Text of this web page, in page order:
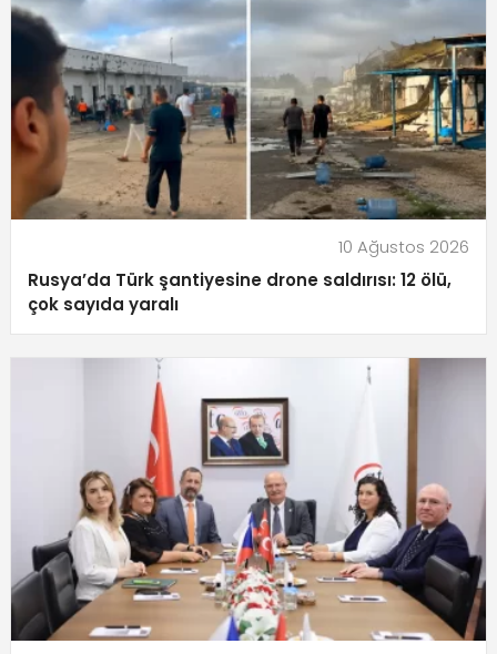
10 Ağustos 2026
Rusya’da Türk şantiyesine drone saldırısı: 12 ölü,
çok sayıda yaralı